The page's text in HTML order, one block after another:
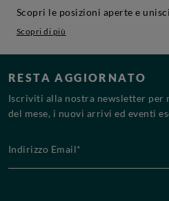
Scopri le posizioni aperte e
Scopri di più
RESTA AGGIORNATO
Iscriviti alla nostra newsletter per
del mese, i nuovi arrivi ed eventi